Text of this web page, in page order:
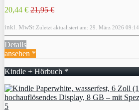
20,44 € 21,95 €
inkl. MwSt. Zuletzt aktualisiert am: 29. März 2026 09:14
Details
ansehen *
Kindle + Hörbuch *